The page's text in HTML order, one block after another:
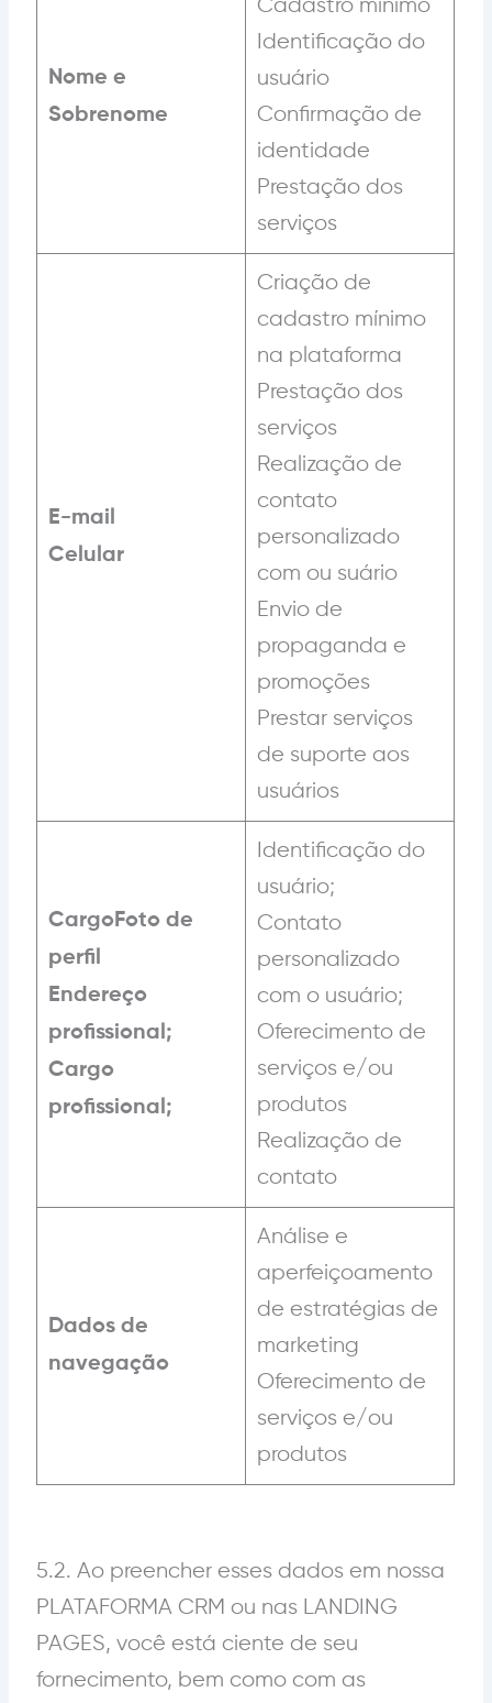
Nome e
Sobrenome
Cadastro mínimo
Identificação do
usuário
Confirmação de
identidade
Prestação dos
serviços
E-mail
Celular
Criação de
cadastro mínimo
na plataforma
Prestação dos
serviços
Realização de
contato
personalizado
com ou suário
Envio de
propaganda e
promoções
Prestar serviços
de suporte aos
usuários
CargoFoto de
perfil
Endereço
profissional;
Cargo
profissional;
Identificação do
usuário;
Contato
personalizado
com o usuário;
Oferecimento de
serviços e/ou
produtos
Realização de
contato
Dados de
navegação
Análise e
aperfeiçoamento
de estratégias de
marketing
Oferecimento de
serviços e/ou
produtos
5.2.Ao preencher esses dados em nossa
PLATAFORMA CRM ou nas LANDING
PAGES, você está ciente de seu
fornecimento, bem como com as